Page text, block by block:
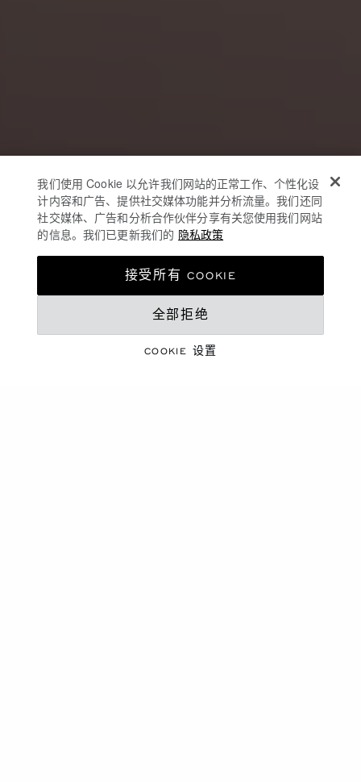
珠宝与腕表臻作
七夕情人节
我们使用 Cookie 以允许我们网站的正常工作、个性化设
计内容和广告、提供社交媒体功能并分析流量。我们还同
社交媒体、广告和分析合作伙伴分享有关您使用我们网站
的信息。我们已更新我们的 隐私政策
COOKIE 设置
全部拒绝
接受所有 COOKIE